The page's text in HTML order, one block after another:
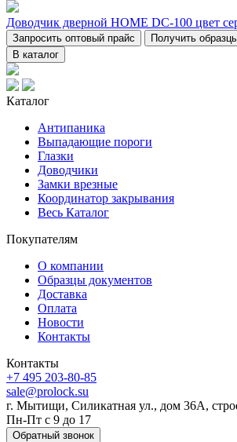
Доводчик дверной НОМЕ DC-100 цвет
Запросить оптовый прайс
Получить
В каталог
Каталог
Антипаника
Выпадающие пороги
Глазки
Доводчики
Замки врезные
Координатор закрывания
Весь Каталог
Покупателям
О компании
Образцы документов
Доставка
Оплата
Новости
Контакты
Контакты
+7 495 203-80-85
sale@prolock.su
г. Мытищи, Силикатная ул., дом 36А,
Пн-Пт с 9 до 17
Обратный звонок